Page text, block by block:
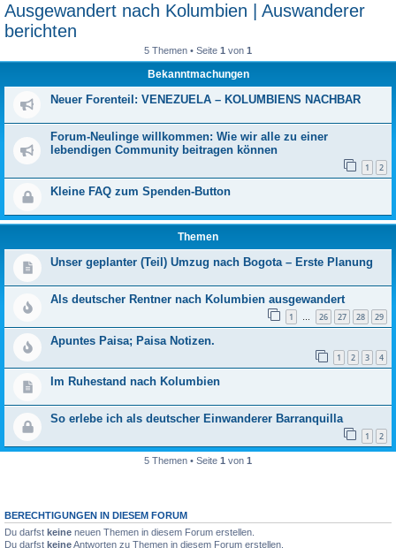
Ausgewandert nach Kolumbien | Auswanderer
berichten
5 Themen • Seite 1 von 1
Bekanntmachungen
Neuer Forenteil: VENEZUELA – KOLUMBIENS NACHBAR
Forum-Neulinge willkommen: Wie wir alle zu einer
lebendigen Community beitragen können
1 2
Kleine FAQ zum Spenden-Button
Themen
Unser geplanter (Teil) Umzug nach Bogota – Erste Planung
Als deutscher Rentner nach Kolumbien ausgewandert
1 … 26 27 28 29
Apuntes Paisa; Paisa Notizen.
1 2 3 4
Im Ruhestand nach Kolumbien
So erlebe ich als deutscher Einwanderer Barranquilla
1 2
5 Themen • Seite 1 von 1
BERECHTIGUNGEN IN DIESEM FORUM
Du darfst keine neuen Themen in diesem Forum erstellen.
Du darfst keineAntworten zu Themen in diesem Forum erstellen.